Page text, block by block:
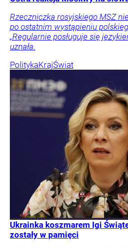
Rzeczniczka rosyjskiego MSZ
po ostatnim wystąpieniu
„Regularnie posługuje się
uznała.
PolitykaKrajŚwiat
Ukrainka koszmarem Igi
zostały w pamięci